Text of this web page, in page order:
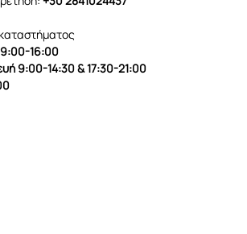
9:00-16:00
9:00-14:30 & 17:30-21:00